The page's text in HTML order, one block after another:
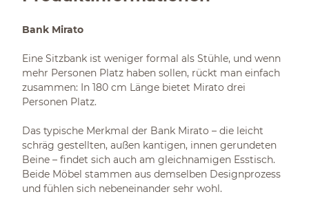
Bank Mirato
Eine Sitzbank ist weniger formal als Stühle, und wenn
mehr Personen Platz haben sollen, rückt man einfach
zusammen: In 180 cm Länge bietet Mirato drei
Personen Platz.
Das typische Merkmal der Bank Mirato – die leicht
schräg gestellten, außen kantigen, innen gerundeten
Beine – findet sich auch am gleichnamigen Esstisch.
Beide Möbel stammen aus demselben Designprozess
und fühlen sich nebeneinander sehr wohl.